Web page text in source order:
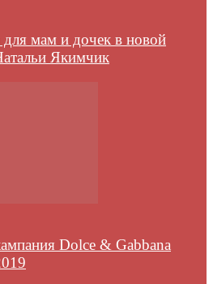
мам и дочек в новой
Якимчик
Dolce & Gabbana